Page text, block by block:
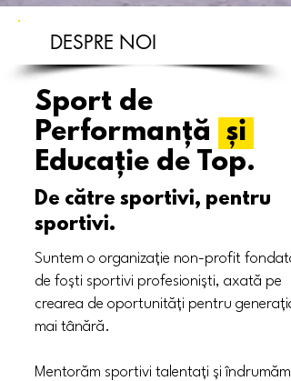
DESPRE NOI
Sport de
Performanță și
Educație de Top.
De către sportivi, pentru
sportivi.
Suntem o organizație non-profit fondată
de foști sportivi profesioniști, axată pe
crearea de oportunități pentru generația
mai tânără.
Mentorăm sportivi talentați și îndrumăm